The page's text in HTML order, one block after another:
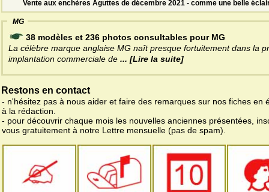
Vente aux enchères Aguttes de décembre 2021 - comme une belle
MG
38 modèles et 236 photos consultables pour MG
La célèbre marque anglaise MG naît presque fortuitement dans la
implantation commerciale de ... [Lire la suite]
Restons en contact
- n'hésitez pas à nous aider et faire des remarques sur nos fiches en
à la rédaction.
- pour découvrir chaque mois les nouvelles anciennes présentées,
vous gratuitement à notre Lettre mensuelle (pas de spam).